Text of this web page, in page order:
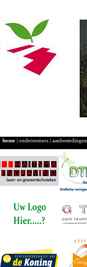
home ondernemers aanbestedingen